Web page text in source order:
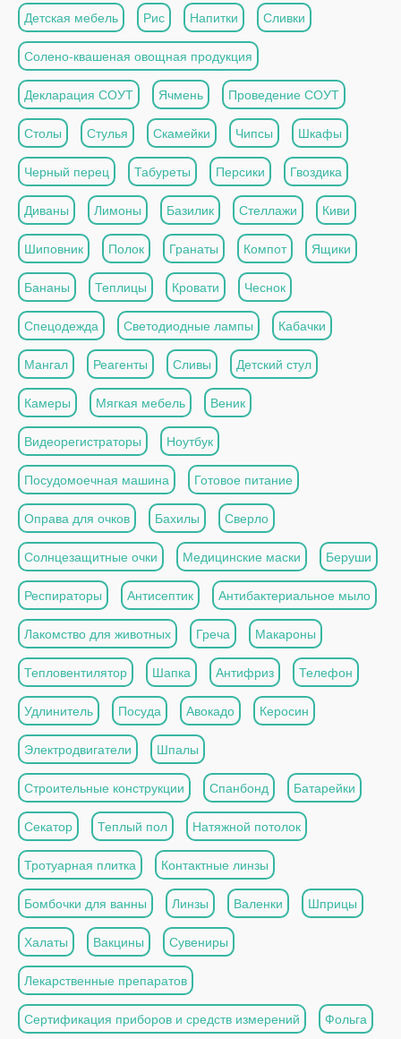
Детская мебель Рис Напитки Сливки
Солено-квашеная овощная продукция
Декларация СОУТ Ячмень Проведение СОУТ
Столы Стулья Скамейки Чипсы Шкафы
Черный перец Табуреты Персики Гвоздика
Диваны Лимоны Базилик Стеллажи Киви
Шиповник Полок Гранаты Компот Ящики
Бананы Теплицы Кровати Чеснок
Спецодежда Светодиодные лампы Кабачки
Мангал Реагенты Сливы Детский стул
Камеры Мягкая мебель Веник
Видеорегистраторы Ноутбук
Посудомоечная машина Готовое питание
Оправа для очков Бахилы Сверло
Солнцезащитные очки Медицинские маски Беруши
Респираторы Антисептик Антибактериальное мыло
Лакомство для животных Греча Макароны
Тепловентилятор Шапка Антифриз Телефон
Удлинитель Посуда Авокадо Керосин
Электродвигатели Шпалы
Строительные конструкции Спанбонд Батарейки
Секатор Теплый пол Натяжной потолок
Тротуарная плитка Контактные линзы
Бомбочки для ванны Линзы Валенки Шприцы
Халаты Вакцины Сувениры
Лекарственные препаратов
Сертификация приборов и средств измерений Фольга